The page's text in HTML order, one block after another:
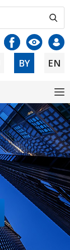
BY EN